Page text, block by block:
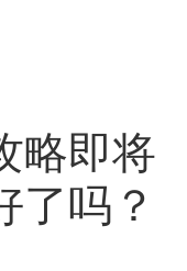
略即将
了吗？